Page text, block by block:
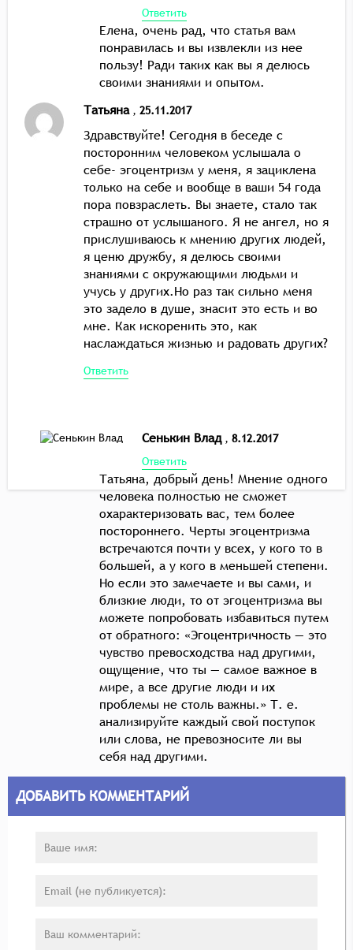
Елена, очень рад, что статья вам
понравилась и вы извлекли из нее
пользу! Ради таких как вы я делюсь
своими знаниями и опытом.
Ответить
Татьяна, 25.11.2017
Здравствуйте! Сегодня в беседе с
посторонним человеком услышала о
себе- эгоцентризм у меня, я зациклена
только на себе и вообще в ваши 54 года
пора повзраслеть. Вы знаете, стало так
страшно от услышаного. Я не ангел, но я
прислушиваюсь к мнению других людей,
я ценю дружбу, я делюсь своими
знаниями с окружающими людьми и
учусь у других.Но раз так сильно меня
это задело в душе, знасит это есть и во
мне. Как искоренить это, как
наслаждаться жизнью и радовать других?
Ответить
Сенькин Влад, 8.12.2017
Татьяна, добрый день! Мнение одного
человека полностью не сможет
охарактеризовать вас, тем более
постороннего. Черты эгоцентризма
встречаются почти у всех, у кого то в
большей, а у кого в меньшей степени.
Но если это замечаете и вы сами, и
близкие люди, то от эгоцентризма вы
можете попробовать избавиться путем
от обратного: «Эгоцентричность — это
чувство превосходства над другими,
ощущение, что ты — самое важное в
мире, а все другие люди и их
проблемы не столь важны.» Т. е.
анализируйте каждый свой поступок
или слова, не превозносите ли вы
себя над другими.
Ответить
ДОБАВИТЬ КОММЕНТАРИЙ